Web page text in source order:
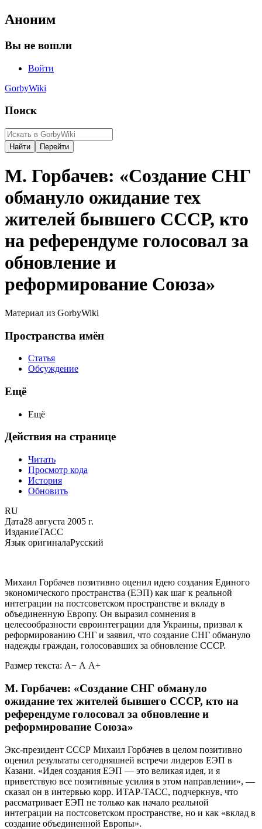
Аноним
Вы не вошли
Войти
GorbyWiki
Поиск
М. Горбачев: «Создание СНГ
обмануло ожидание тех
жителей бывшего СССР, кто
на референдуме голосовал за
обновление и
реформирование Союза»
Материал из GorbyWiki
Пространства имён
Статья
Обсуждение
Ещё
Ещё
Действия на странице
Читать
Просмотр кода
История
Обновить
RU
Дата28 августа 2005 г.
ИзданиеТАСС
Язык оригиналаРусский
Михаил Горбачев позитивно оценил идею создания Единого
экономического пространства (ЕЭП) как шаг к реальной
интеграции на постсоветском пространстве и вкладу в
объединенную Европу. Он выразил сомнения в
целесообразности евроинтеграции для Украины, призвал к
реформированию СНГ и заявил, что создание СНГ обмануло
надежды граждан, голосовавших за обновление СССР.
Размер текста: А− А А+
М. Горбачев: «Создание СНГ обмануло
ожидание тех жителей бывшего СССР, кто на
референдуме голосовал за обновление и
реформирование Союза»
Экс-президент СССР Михаил Горбачев в целом позитивно
оценил результаты сегодняшней встречи лидеров ЕЭП в
Казани. «Идея создания ЕЭП — это великая идея, и я
приветствую все позитивные усилия в этом направлении», —
сказал он в интервью корр. ИТАР-ТАСС, подчеркнув, что
рассматривает ЕЭП не только как начало реальной
интеграции на постсоветском пространстве, но и как «вклад в
создание объединенной Европы».